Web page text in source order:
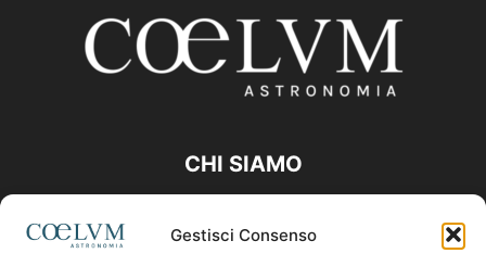
Gestisci Consenso
CHI SIAMO
Contattaci:coelumastro@coelum.com